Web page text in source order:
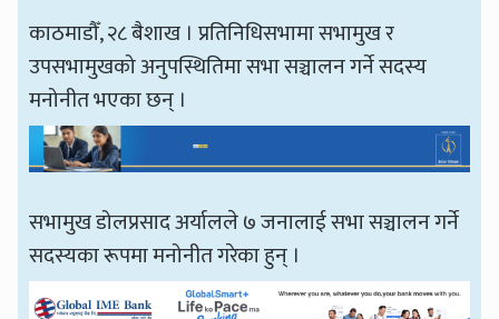
काठमाडौँ, २८ बैशाख । प्रतिनिधिसभामा सभामुख र
उपसभामुखको अनुपस्थितिमा सभा सञ्चालन गर्ने सदस्य
मनोनीत भएका छन् ।
सभामुख डोलप्रसाद अर्यालले ७ जनालाई सभा सञ्चालन गर्ने
सदस्यका रूपमा मनोनीत गरेका हुन् ।